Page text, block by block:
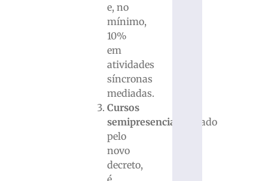
e, no
mínimo,
10%
em
atividades
síncronas
mediadas.
Cursos
semipresenciais:
criado
pelo
novo
decreto,